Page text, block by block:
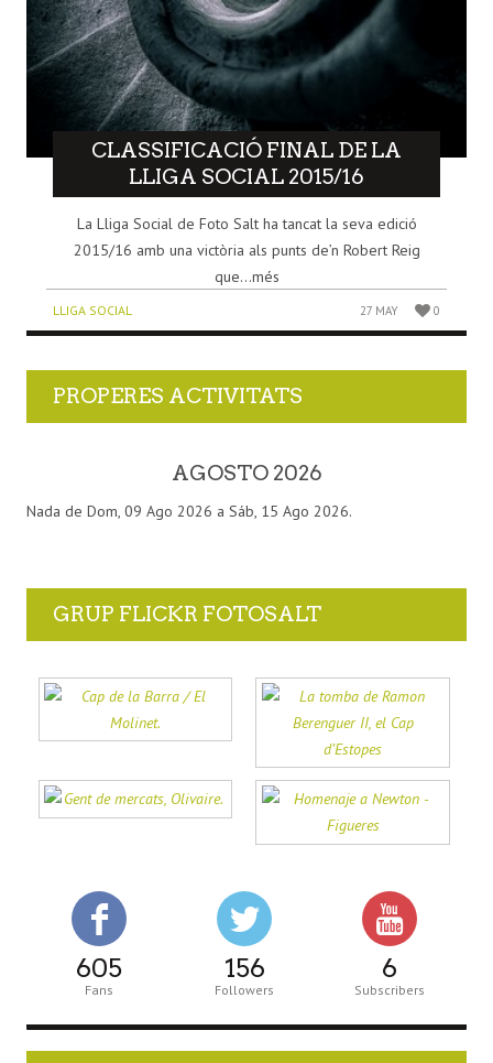
CLASSIFICACIÓ FINAL DE LA
LLIGA SOCIAL 2015/16
La Lliga Social de Foto Salt ha tancat la seva edició
2015/16 amb una victòria als punts de’n Robert Reig
que...més
LLIGA SOCIAL 27 MAY 0
PROPERES ACTIVITATS
AGOSTO 2026
Nada de Dom, 09 Ago 2026 a Sáb, 15 Ago 2026.
GRUP FLICKR FOTOSALT
605
Fans
156
Followers
6
Subscribers